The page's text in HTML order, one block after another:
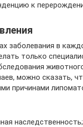
к
заболевания в
только
можно сказать,
причинами
наследственность;